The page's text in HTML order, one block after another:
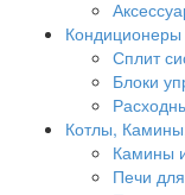
Кондиционеры
Сплит
Блоки
Котлы,
Камины
Печи